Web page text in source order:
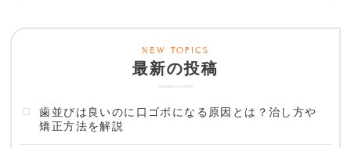
最新の投稿
歯並びは良いのに口ゴボになる原因とは？治し方や
矯正方法を解説